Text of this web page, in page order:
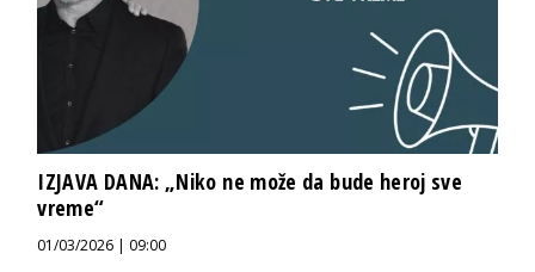
IZJAVA DANA: „Niko ne može da bude heroj sve
vreme“
01/03/2026 | 09:00